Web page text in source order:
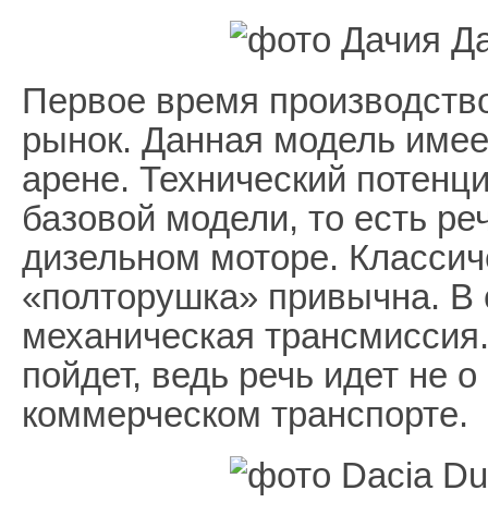
Первое время
рынок. Данная модель
арене. Технический
базовой модели, то есть
дизельном моторе.
«полторушка» привычна. В
механическая
пойдет, ведь речь идет не
коммерческом транспорте.